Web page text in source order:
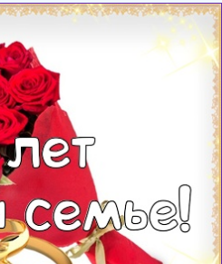
картинки...